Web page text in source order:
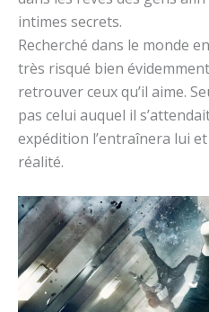
intimes secrets.
Recherché dans le monde
très risqué bien
retrouver ceux qu’il aime.
pas celui auquel il
expédition l’entraînera lui
réalité.